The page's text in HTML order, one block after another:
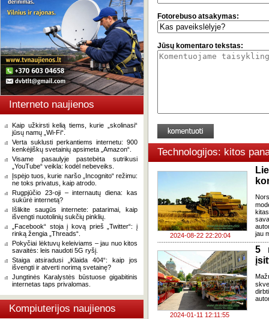
Interneto naujienos
Kaip užkirsti kelią tiems, kurie „skolinasi“
jūsų namų „Wi-Fi“.
Verta suklusti perkantiems internetu: 900
kenkėjiškų svetainių apsimeta „Amazon“.
Visame pasaulyje pastebėta sutrikusi
„YouTube“ veikla: kodėl nebeveiks.
Įspėjo tuos, kurie naršo „Incognito“ režimu:
ne toks privatus, kaip atrodo.
Rugpjūčio 23-oji – internautų diena: kas
sukūrė internetą?
Išlikite saugūs internete: patarimai, kaip
išvengti nuotolinių sukčių pinklių.
„Facebook“ stoja į kovą prieš „Twitter“: į
rinką žengia „Threads“.
Pokyčiai lėktuvų keleiviams – jau nuo kitos
savaitės: leis naudoti 5G ryšį.
Staiga atsiradusi „Klaida 404“: kaip jos
išvengti ir atverti norimą svetainę?
Jungtinės Karalystės būstuose gigabitinis
internetas taps privalomas.
Kompiuterijos naujienos
Fotorebuso atsakymas:
Jūsų komentaro tekstas:
Technologijos: kitos
2024-08-22 22:20:04
jau
2024-01-11 12:11:55
5